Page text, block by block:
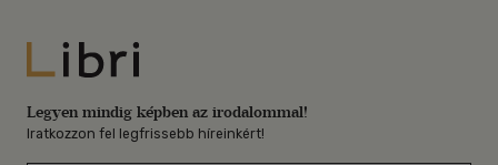
Libri
Legyen mindig képben az irodalommal!
Iratkozzon fel legfrissebb híreinkért!